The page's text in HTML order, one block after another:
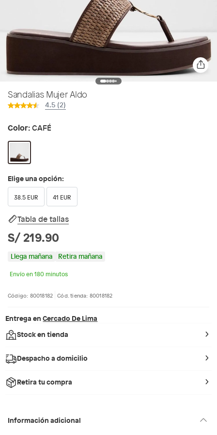
Sandalias Mujer Aldo
4.5 (2)
Color:CAFÉ
Elige una opción:
38.5 EUR 41 EUR
Tabla de tallas
S/ 219.90
Llega mañana Retira mañana
Envío en 180 minutos
Código: 80018182 Cód. tienda: 80018182
Entrega en Cercado De Lima
Stock en tienda
Despacho a domicilio
Retira tu compra
Información adicional